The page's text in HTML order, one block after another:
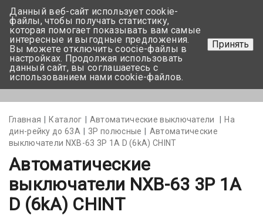
+375 17-350-99-56
+375 44-752-82-08
Задать вопрос
Главная Каталог Автоматические выключатели
На
дин-рейку до 63А
3Р полюсные
Автоматические
выключатели NXB-63 3P 1A D (6kA) CHINT
Автоматические
выключатели NXB-63 3P 1A
D (6kA) CHINT
Данный веб-сайт использует cookie-
файлы, чтобы получать статистику,
которая помогает показывать вам самые
интересные и выгодные предложения.
Вы можете отключить coocie-файлы в
настройках. Продолжая использовать
данный сайт, вы соглашаетесь с
использованием нами cookie-файлов.
Принять